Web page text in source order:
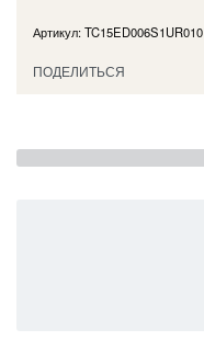
TC15ED006S1UR010
ПОДЕЛИТЬСЯ